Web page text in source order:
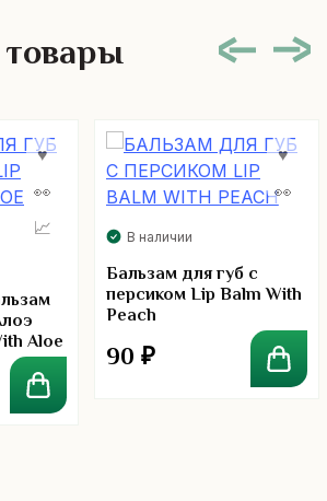
Aloe
В наличии
Бальзам для губ с
персиком Lip Balm With
Peach
90 ₽